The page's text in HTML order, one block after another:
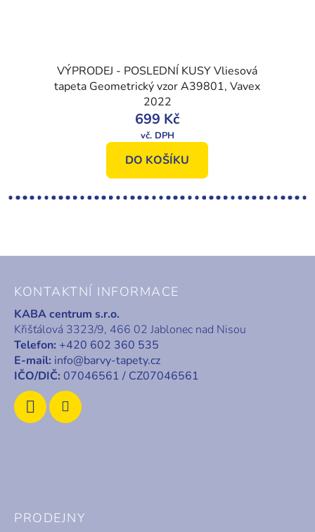
VÝPRODEJ - POSLEDNÍ KUSY Vliesová
tapeta Geometrický vzor A39801, Vavex
2022
699 Kč
DO KOŠÍKU
KONTAKTNÍ INFORMACE
KABA centrum s.r.o.
Křišťálová 3323/9, 466 02 Jablonec nad Nisou
Telefon: +420 602 360 535
E-mail: info@barvy-tapety.cz
IČO/DIČ: 07046561 / CZ07046561
PRODEJNY